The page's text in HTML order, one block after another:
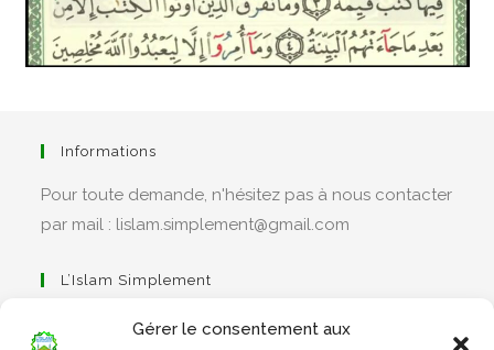
Gérer le consentement aux
Informations
Pour toute demande, n'hésitez pas à nous contacter
par mail : lislam.simplement@gmail.com
L’Islam Simplement